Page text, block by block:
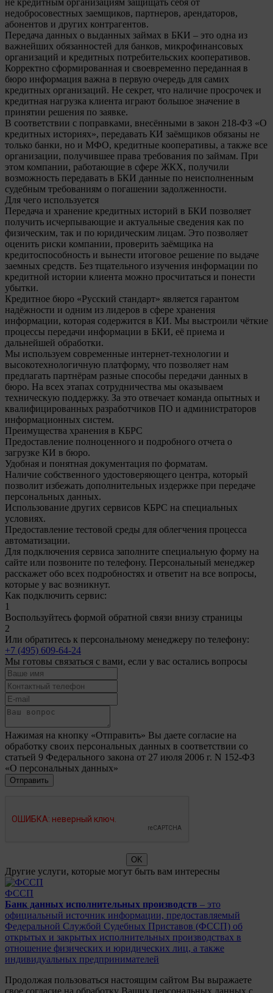
не кредитным организациям защищать себя от
недобросовестных заемщиков, партнеров, арендаторов,
абонентов и других контрагентов.
Передача данных о выданных займах в БКИ – это одна из
важнейших обязанностей для банков, микрофинансовых
организаций и кредитных потребительских кооперативов.
Корректно сформированная и своевременно переданная в
бюро информация важна в первую очередь для самих
кредитных организаций. Не секрет, что наличие просрочек и
кредитная нагрузка клиента играют большое значение в
принятии решения по заявке.
В соответствии с поправками, внесёнными в закон 218-ФЗ «О
кредитных историях», передавать КИ заёмщиков обязаны не
только банки, но и МФО, кредитные кооперативы, а также все
организации, получившее права требования по займам. При
этом компании, работающие в сфере ЖКХ, получили
возможность передавать в БКИ данные по неисполненным
судебным требованиям о погашении задолженности.
Для чего используется
Передача и хранение кредитных историй в БКИ позволяет
получить исчерпывающие и актуальные сведения как по
физическим, так и по юридическим лицам. Это позволяет
оценить риски компании, проверить заёмщика на
кредитоспособность и вынести итоговое решение по выдаче
заемных средств. Без тщательного изучения информации по
кредитной истории клиента можно просчитаться и понести
убытки.
Кредитное бюро «Русский стандарт» является гарантом
надёжности и одним из лидеров в сфере хранения
информации, которая содержится в КИ. Мы выстроили чёткие
процессы передачи информации в БКИ, её приема и
дальнейшей обработки.
Мы используем современные интернет-технологии и
высокотехнологичную платформу, что позволяет нам
предлагать партнёрам разные способы передачи данных в
бюро. На всех этапах сотрудничества мы оказываем
техническую поддержку. За это отвечает команда опытных и
квалифицированных разработчиков ПО и администраторов
информационных систем.
Преимущества хранения в КБРС
Предоставление полноценного и подробного отчета о
загрузке КИ в бюро.
Удобная и понятная документация по форматам.
Наличие собственного удостоверяющего центра, который
позволит избежать дополнительных издержке при передаче
персональных данных.
Использование других сервисов КБРС на специальных
условиях.
Предоставление тестовой среды для облегчения процесса
автоматизации.
Для подключения сервиса заполните специальную форму на
сайте или позвоните по телефону. Персональный менеджер
расскажет обо всех подробностях и ответит на все вопросы,
которые у вас возникнут.
Как подключить сервис:
1
Воспользуйтесь формой обратной связи внизу страницы
2
Или обратитесь к персональному менеджеру по телефону:
+7 (495) 609-64-24
Мы готовы связаться с вами, если у вас остались вопросы
Нажимая на кнопку «Отправить» Вы даете согласие на
обработку своих персональных данных в соответствии со
статьей 9 Федерального закона от 27 июля 2006 г. N 152-ФЗ
«О персональных данных»
Другие услуги, которые могут быть вам интересны
ФССП
Банк данных исполнительных производств – это
официальный источник информации, предоставляемый
Федеральной Службой Судебных Приставов (ФССП) об
открытых и закрытых исполнительных производствах в
отношение физических и юридических лиц, а также
индивидуальных предпринимателей
Продолжая пользоваться настоящим сайтом Вы выражаете
свое согласие на обработку Ваших персональных данных с